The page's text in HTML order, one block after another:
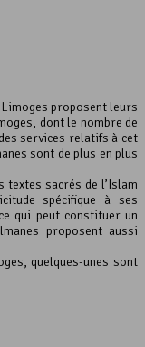
proposent leurs
dont le nombre de
services relatifs à cet
sont de plus en plus
sacrés de l’Islam
spécifique à ses
qui peut constituer un
proposent aussi
quelques-unes sont